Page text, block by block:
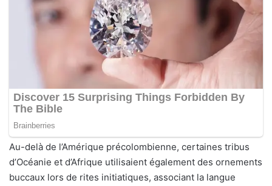
Au-delà de l’Amérique précolombienne, certaines tribus
d’Océanie et d’Afrique utilisaient également des ornements
buccaux lors de rites initiatiques, associant la langue